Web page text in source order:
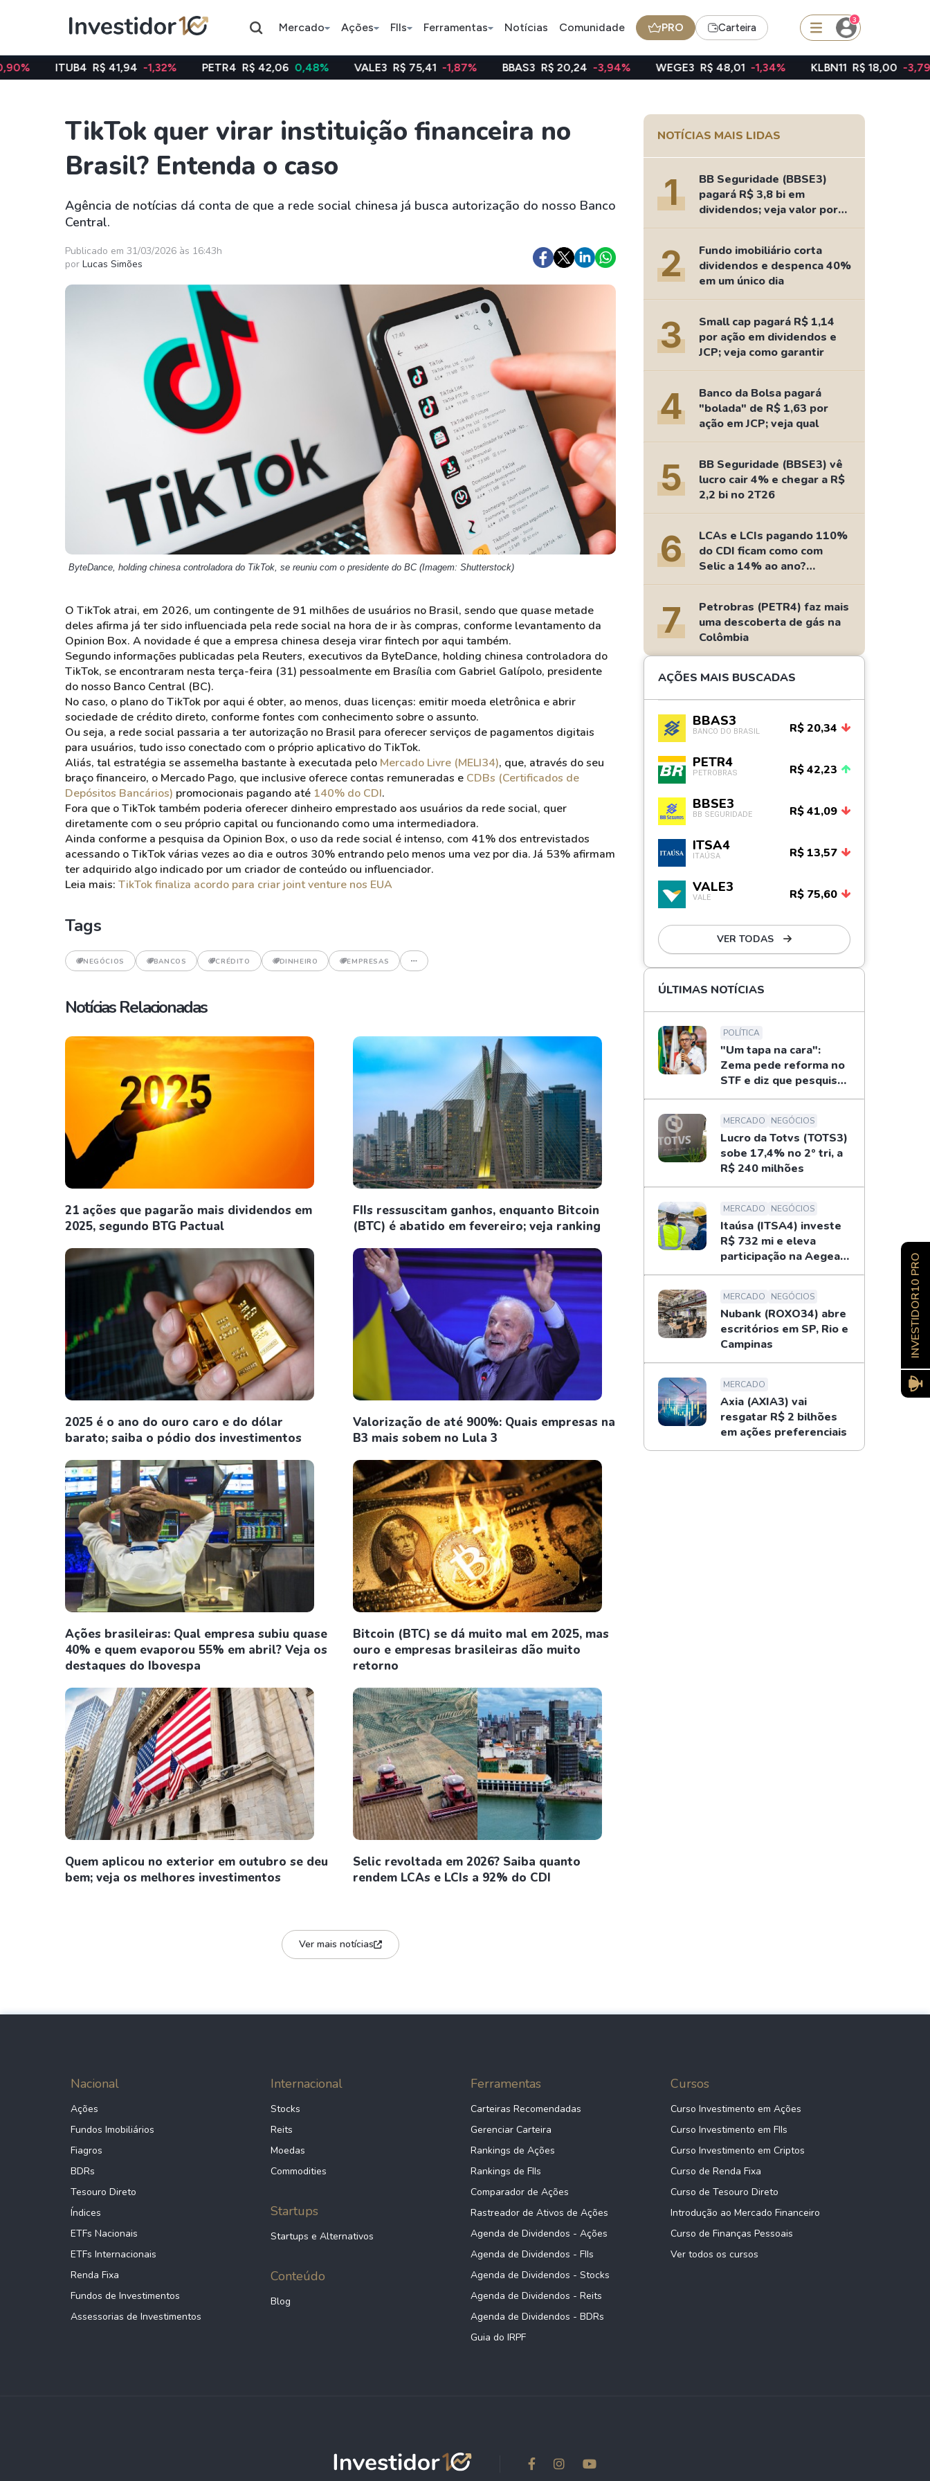
Mercado Ações FIIs Ferramentas Notícias Comunidade PRO Carteira
3
Assuntos do momento
Índice
Ibovespa
Índice
Selic
Índice
Bradesco TRXF11
Ações
Taesa
Itausa
XPML11
HGLG11
XPLG11
KNRI11
KNCR11
Ver todos
SMAL11
HASH11
GOLD11
XINA11
Ver todos
Amazon
Google
Coca-Cola
Ver todos
Criptomoedas
Bitcoin
Ethereum
Binance Coin - BNB
Cardano
Ver todos
Ideias
Agenda de Dividendos
Radar do Dividendo Inteligente
As Ações Mais Buscadas
Guia do Iniciante
R$ 41,94 -1,32% PETR4 R$ 42,06 0,48% VALE3 R$ 75,41 -1,87% BBAS3 R$ 20,24 -3,94% WEGE3 R$ 48,01 -1,34% KLBN11 R$ 18,00 -3,79%
TikTok quer virar instituição financeira no
Brasil? Entenda o caso
Agência de notícias dá conta de que a rede social chinesa já busca autorização do nosso Banco
Central.
Publicado em 31/03/2026 às 16:43h
por Lucas Simões
ByteDance, holding chinesa controladora do TikTok, se reuniu com o presidente do BC (Imagem: Shutterstock)
O TikTok atrai, em 2026, um contingente de 91 milhões de usuários no Brasil, sendo que quase metade
deles afirma já ter sido influenciada pela rede social na hora de ir às compras, conforme levantamento da
Opinion Box. A novidade é que a empresa chinesa deseja virar fintech por aqui também.
Segundo informações publicadas pela Reuters, executivos da ByteDance, holding chinesa controladora do
TikTok, se encontraram nesta terça-feira (31) pessoalmente em Brasília com Gabriel Galípolo, presidente
do nosso Banco Central (BC).
No caso, o plano do TikTok por aqui é obter, ao menos, duas licenças: emitir moeda eletrônica e abrir
sociedade de crédito direto, conforme fontes com conhecimento sobre o assunto.
Ou seja, a rede social passaria a ter autorização no Brasil para oferecer serviços de pagamentos digitais
para usuários, tudo isso conectado com o próprio aplicativo do TikTok.
Aliás, tal estratégia se assemelha bastante à executada pelo Mercado Livre (MELI34), que, através do seu
braço financeiro, o Mercado Pago, que inclusive oferece contas remuneradas e CDBs (Certificados de
Depósitos Bancários) promocionais pagando até 140% do CDI.
Fora que o TikTok também poderia oferecer dinheiro emprestado aos usuários da rede social, quer
diretamente com o seu próprio capital ou funcionando como uma intermediadora.
Ainda conforme a pesquisa da Opinion Box, o uso da rede social é intenso, com 41% dos entrevistados
acessando o TikTok várias vezes ao dia e outros 30% entrando pelo menos uma vez por dia. Já 53% afirmam
ter adquirido algo indicado por um criador de conteúdo ou influenciador.
Leia mais: TikTok finaliza acordo para criar joint venture nos EUA
Tags
NEGÓCIOS BANCOS CRÉDITO DINHEIRO EMPRESAS
Notícias Relacionadas
21 ações que pagarão mais dividendos em
2025, segundo BTG Pactual
FIIs ressuscitam ganhos, enquanto Bitcoin
(BTC) é abatido em fevereiro; veja ranking
2025 é o ano do ouro caro e do dólar
barato; saiba o pódio dos investimentos
Valorização de até 900%: Quais empresas na
B3 mais sobem no Lula 3
Ações brasileiras: Qual empresa subiu quase
40% e quem evaporou 55% em abril? Veja os
destaques do Ibovespa
Bitcoin (BTC) se dá muito mal em 2025, mas
ouro e empresas brasileiras dão muito
retorno
Quem aplicou no exterior em outubro se deu
bem; veja os melhores investimentos
Selic revoltada em 2026? Saiba quanto
rendem LCAs e LCIs a 92% do CDI
Ver mais notícias
NOTÍCIAS MAIS LIDAS
1
BB Seguridade (BBSE3)
pagará R$ 3,8 bi em
dividendos; veja valor por
ação
2
Fundo imobiliário corta
dividendos e despenca 40%
em um único dia
3
Small cap pagará R$ 1,14
por ação em dividendos e
JCP; veja como garantir
4
Banco da Bolsa pagará
"bolada" de R$ 1,63 por
ação em JCP; veja qual
5
BB Seguridade (BBSE3) vê
lucro cair 4% e chegar a R$
2,2 bi no 2T26
6
LCAs e LCIs pagando 110%
do CDI ficam como com
Selic a 14% ao ano?
Fizemos as contas
7
Petrobras (PETR4) faz mais
uma descoberta de gás na
Colômbia
AÇÕES MAIS BUSCADAS
BBAS3
BANCO DO BRASIL R$ 20,34
PETR4
PETROBRAS R$ 42,23
BBSE3
BB SEGURIDADE R$ 41,09
ITSA4
ITAÚSA R$ 13,57
VALE3
VALE R$ 75,60
VER TODAS
ÚLTIMAS NOTÍCIAS
POLÍTICA
"Um tapa na cara":
Zema pede reforma no
STF e diz que pesquisas
não definem eleições
MERCADO NEGÓCIOS
Lucro da Totvs (TOTS3)
sobe 17,4% no 2º tri, a
R$ 240 milhões
MERCADO NEGÓCIOS
Itaúsa (ITSA4) investe
R$ 732 mi e eleva
participação na Aegea
para 14%
MERCADO NEGÓCIOS
Nubank (ROXO34) abre
escritórios em SP, Rio e
Campinas
MERCADO
Axia (AXIA3) vai
resgatar R$ 2 bilhões
em ações preferenciais
Nacional
Ações
Fundos Imobiliários
Fiagros
BDRs
Tesouro Direto
Índices
ETFs Nacionais
ETFs Internacionais
Renda Fixa
Fundos de Investimentos
Assessorias de Investimentos
Internacional
Stocks
Reits
Moedas
Commodities
Startups
Startups e Alternativos
Conteúdo
Blog
Ferramentas
Carteiras Recomendadas
Gerenciar Carteira
Rankings de Ações
Rankings de FIIs
Comparador de Ações
Rastreador de Ativos de Ações
Agenda de Dividendos - Ações
Agenda de Dividendos - FIIs
Agenda de Dividendos - Stocks
Agenda de Dividendos - Reits
Agenda de Dividendos - BDRs
Guia do IRPF
Cursos
Curso Investimento em Ações
Curso Investimento em FIIs
Curso Investimento em Criptos
Curso de Renda Fixa
Curso de Tesouro Direto
Introdução ao Mercado Financeiro
Curso de Finanças Pessoais
Ver todos os cursos
INVESTIDOR10 PRO